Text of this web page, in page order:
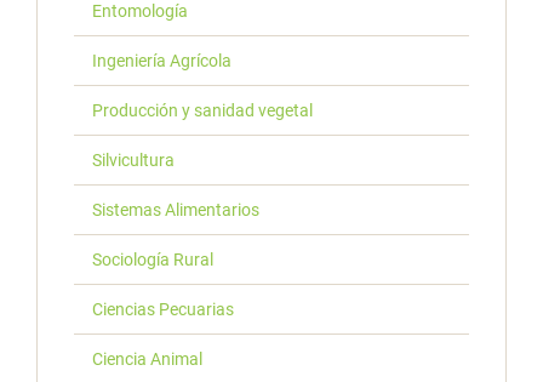
Entomología
Ingeniería Agrícola
Producción y sanidad vegetal
Silvicultura
Sistemas Alimentarios
Sociología Rural
Ciencias Pecuarias
Ciencia Animal